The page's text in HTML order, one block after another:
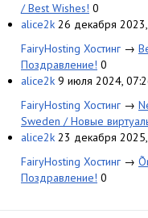
/ Best Wishes! 0
alice2k 26 декабря
FairyHosting Хостинг →
Поздравление! 0
alice2k 9 июля 2024,
FairyHosting Хостинг →
Sweden / Новые
alice2k 23 декабря
FairyHosting Хостинг →
Поздравление! 0